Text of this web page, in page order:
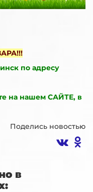
по адресу
на нашем САЙТЕ, в
Поделись новостью
в